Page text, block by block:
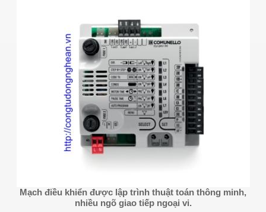
Mạch điều khiển được lập trình thuật toán thông minh,
nhiều ngõ giao tiếp ngoại vi.